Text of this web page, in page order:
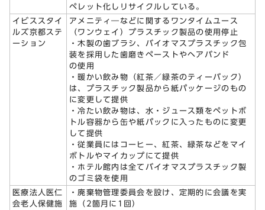
ペレット化しリサイクルしている。
イビススタイ
ルズ京都ステ
ーション
アメニティ―などに関するワンタイムユース
（ワンウェイ）プラスチック製品の使用停止
・木製の歯ブラシ、バイオマスプラスチック包
装を採用した歯磨きペーストやヘアバンド
の使用
・暖かい飲み物（紅茶／緑茶のティーバック）
は、プラスチック製品から紙パッケージのもの
に変更して提供
・冷たい飲み物は、水・ジュース類をペットボ
トル容器から缶や紙パックに入ったものに変更
して提供
・従業員にはコーヒー、紅茶、緑茶などをマイ
ボトルやマイカップにて提供
・ホテル館内は全てバイオマスプラスチック製
のゴミ袋を使用
医療法人医仁
会老人保健施
・廃棄物管理委員会を設け、定期的に会議を実
施（2箇月に1回）